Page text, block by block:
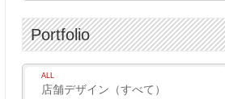
Portfolio
ALL
店舗デザイン（すべて）